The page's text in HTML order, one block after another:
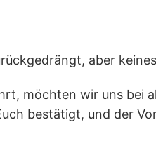
aber
möchten wir uns bei
bestätigt, und der